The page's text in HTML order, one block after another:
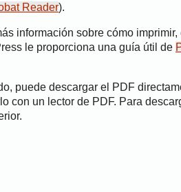
Reader).
información sobre cómo
le proporciona una guía útil de
puede descargar el PDF
con un lector de PDF. Para